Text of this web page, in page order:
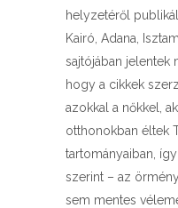
helyzetéről
Kairó, Adana,
sajtójában jelentek
hogy a cikkek
azokkal a nőkkel,
otthonokban éltek
tartományaiban,
szerint – az
sem mentes